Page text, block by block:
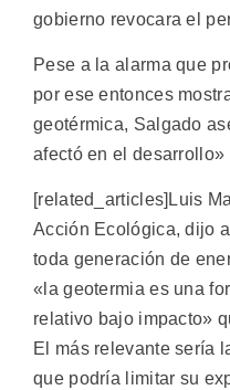
gobierno revocara el
Pese a la alarma que
por ese entonces
geotérmica, Salgado
afectó en el desarrollo»
[related_articles]Luis
Acción Ecológica, dijo
toda generación de
«la geotermia es una
relativo bajo impacto»
El más relevante sería
que podría limitar su